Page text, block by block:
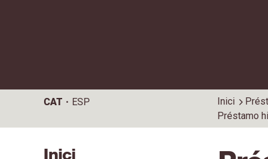
CAT ESP Inici
Préstamo
Inici